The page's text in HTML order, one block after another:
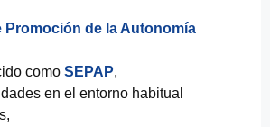
Promoción de la Autonomía
como SEPAP,
en el entorno habitual